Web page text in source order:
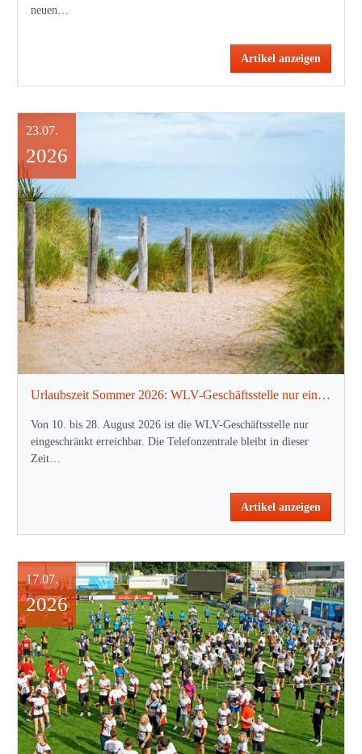
neuen…
Artikel anzeigen
Urlaubszeit Sommer 2026: WLV-Geschäftsstelle nur eingeschränkt erreichbar
Von 10. bis 28. August 2026 ist die WLV-Geschäftsstelle nur
eingeschränkt erreichbar. Die Telefonzentrale bleibt in dieser
Zeit…
Artikel anzeigen
23.07.
2026
17.07.
2026